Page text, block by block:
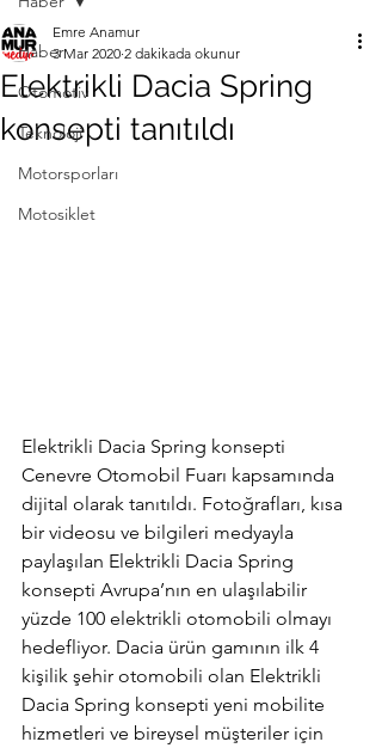
Haber
Otomotiv
Teknoloji
Motorsporları
Motosiklet
Elektrikli Dacia Spring
konsepti tanıtıldı
Emre Anamur
3 Mar 2020 2 dakikada okunur
Elektrikli Dacia Spring konsepti
Cenevre Otomobil Fuarı kapsamında
dijital olarak tanıtıldı. Fotoğrafları, kısa
bir videosu ve bilgileri medyayla
paylaşılan Elektrikli Dacia Spring
konsepti Avrupa’nın en ulaşılabilir
yüzde 100 elektrikli otomobili olmayı
hedefliyor. Dacia ürün gamının ilk 4
kişilik şehir otomobili olan Elektrikli
Dacia Spring konsepti yeni mobilite
hizmetleri ve bireysel müşteriler için